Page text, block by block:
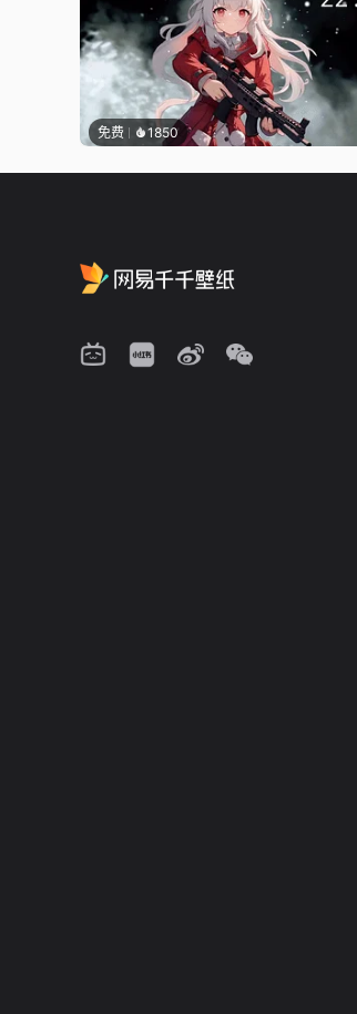
免费 1850